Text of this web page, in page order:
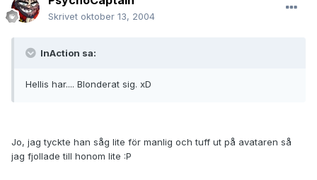
Skrivet oktober 13, 2004
InAction sa:
Hellis har.... Blonderat sig. xD
Jo, jag tyckte han såg lite för manlig och tuff ut på avataren så
jag fjollade till honom lite :P